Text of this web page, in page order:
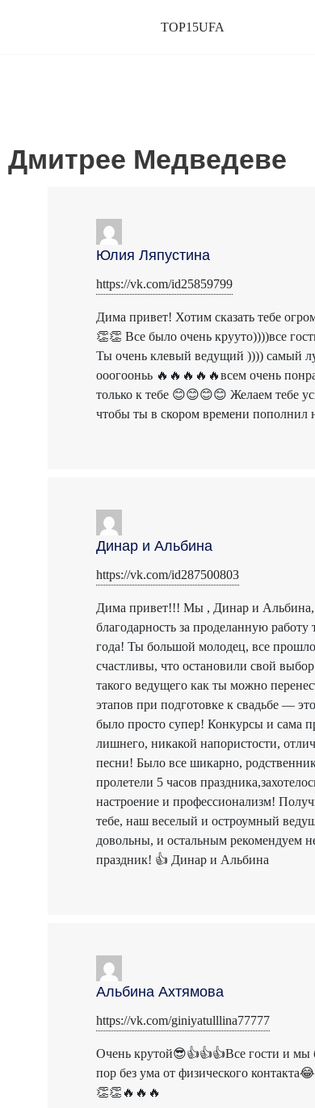
TOP15UFA
Дмитрее Медведеве
Юлия Ляпустина
https://vk.com/id25859799
Дима привет! Хотим сказать тебе
👏👏 Все было очень крууто))))все
Ты очень клевый ведущий )))) самый
ооогооньь 🔥🔥🔥🔥🔥всем очень
только к тебе 😊😊😊😊 Желаем тебе
чтобы ты в скором времени
Динар и Альбина
https://vk.com/id287500803
Дима привет!!! Мы , Динар и Альбина,
благодарность за проделанную
года! Ты большой молодец, все
счастливы, что остановили свой
такого ведущего как ты можно
этапов при подготовке к свадьбе —
было просто супер! Конкурсы и сама
лишнего, никакой напористости,
песни! Было все шикарно,
пролетели 5 часов
настроение и профессионализм!
тебе, наш веселый и остроумный
довольны, и остальным рекомендуем
праздник! 👍 Динар и Альбина
Альбина Ахтямова
https://vk.com/giniyatulllina77777
Очень крутой😎👍👍👍Все гости и мы
пор без ума от физического
👏👏🔥🔥🔥